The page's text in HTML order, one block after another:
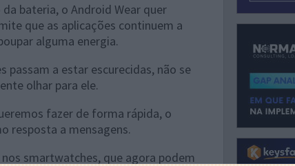
bateria, o Android Wear quer
que as aplicações continuem a
alguma energia.
passam a estar escurecidas, não se
olhar para ele.
fazer de forma rápida, o
resposta a mensagens.
smartwatches, que agora podem